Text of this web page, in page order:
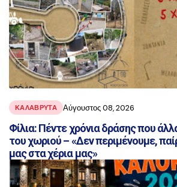
ΚΑΛΑΒΡΥΤΑ Αύγουστος 08, 2026
Φίλια: Πέντε χρόνια δράσης που
του χωριού – «Δεν περιμένουμε,
μας στα χέρια μας»